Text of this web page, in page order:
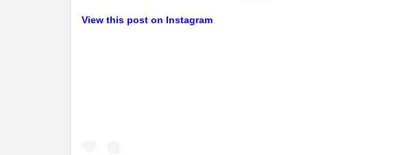
View this post on Instagram